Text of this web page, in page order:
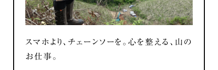
スマホより、チェーンソーを。心を整える、山の
お仕事。